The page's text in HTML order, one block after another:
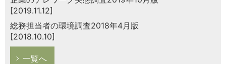
[2019.11.12]
総務担当者の環境調査2018年4月版
[2018.10.10]
一覧へ